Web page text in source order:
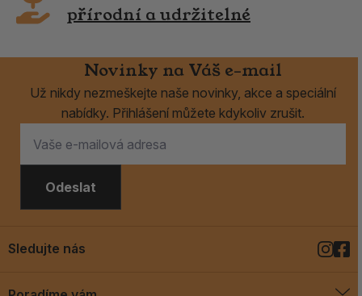
přírodní a udržitelné
Novinky na Váš e-mail
Už nikdy nezmeškejte naše novinky, akce a speciální
nabídky. Přihlášení můžete kdykoliv zrušit.
Odeslat
Sledujte nás